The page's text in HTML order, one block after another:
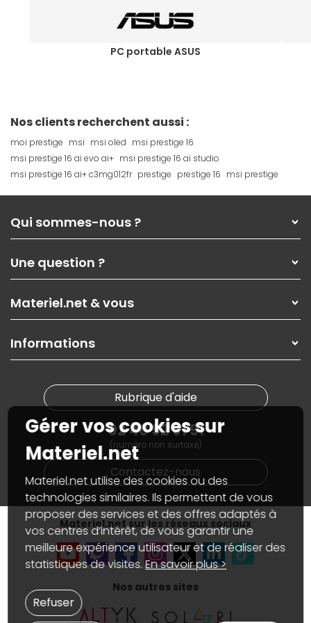
PC portable ASUS
Nos clients recherchent aussi :
moi prestige msi msi oled msi prestige 16
msi prestige 16 ai evo ai+ msi prestige 16 ai studio
msi prestige 16 ai+ c3mg012fr prestige prestige 16 msi prestige
Qui sommes-nous ?
Nos services
Les magasins Materiel.net
Nos solutions pour les pros
Contactez-nous
Une question ?
Paiement, livraison
Garanties,Pack Zen
SAV, demander un retour
Informations
Materiel.net & vous
On rachète votre carte graphique
PC sur mesure : Votre RDV personnalisé
Materiel.net recrute
Notre programme d'affiliation
Partenariat & Sponsoring
Informations
Nos marques
Conditions générales de vente
Marketplace
Informations légales
Données personnellesetcookies
Gérer vos cookies
Accessibilité : non conforme
Rubrique d'aide
02 40 92 91 91
(numéro non surtaxé)
Contactez-nous
Materiel.net sur les réseaux sociaux
Nos autres sites
Gérer vos cookies sur
Materiel.net
Materiel.net utilise des cookies ou des
technologies similaires. Ils permettent de vous
proposer des services et des offres adaptés à
vos centres d’intérêt, de vous garantir une
meilleure expérience utilisateur et de réaliser des
statistiques de visites.En savoir plus >
Refuser